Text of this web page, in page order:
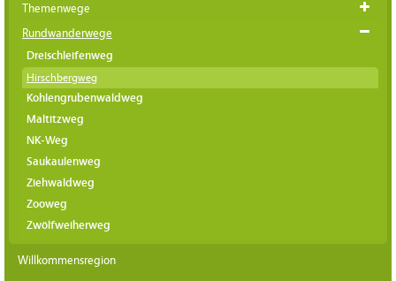
Themenwege
Rundwanderwege
Dreischleifenweg
Hirschbergweg
Kohlengrubenwaldweg
Maltitzweg
NK-Weg
Saukaulenweg
Ziehwaldweg
Zooweg
Zwölfweiherweg
Willkommensregion